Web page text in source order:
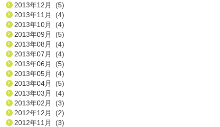
2013年12月 (5)
2013年11月 (4)
2013年10月 (4)
2013年09月 (5)
2013年08月 (4)
2013年07月 (4)
2013年06月 (5)
2013年05月 (4)
2013年04月 (5)
2013年03月 (4)
2013年02月 (3)
2012年12月 (2)
2012年11月 (3)